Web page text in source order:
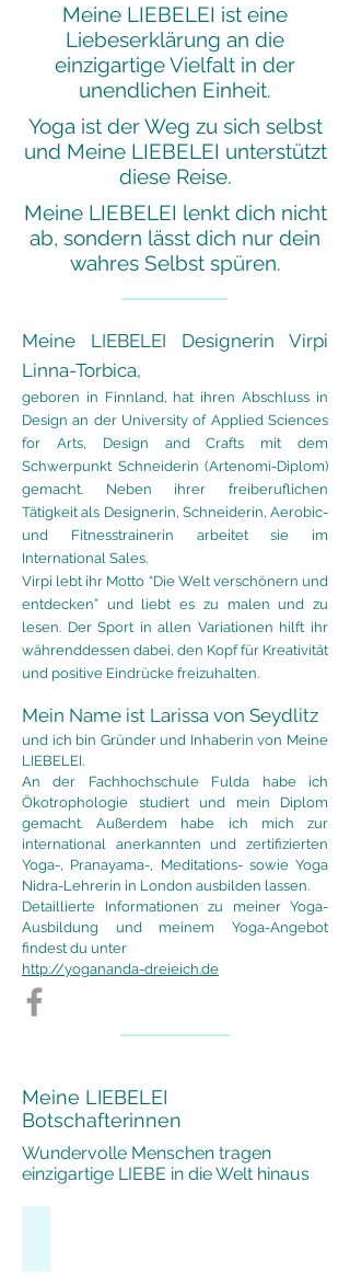
Meine LIEBELEI Designerin Virpi
Linna-Torbica,
geboren in Finnland, hat ihren Abschluss in
Design an der University of Applied Sciences
for Arts, Design and Crafts mit dem
Schwerpunkt Schneiderin (Artenomi-Diplom)
gemacht. Neben ihrer freiberuflichen
Tätigkeit als Designerin, Schneiderin, Aerobic-
und Fitnesstrainerin arbeitet sie im
International Sales.
Virpi lebt ihr Motto “Die Welt verschönern und
entdecken” und liebt es zu malen und zu
lesen. Der Sport in allen Variationen hilft ihr
währenddessen dabei, den Kopf für Kreativität
und positive Eindrücke freizuhalten.
Mein Name ist Larissa von Seydlitz
und ich bin Gründer und Inhaberin von Meine
LIEBELEI.
An der Fachhochschule Fulda habe ich
Ökotrophologie studiert und mein Diplom
gemacht. Außerdem habe ich mich zur
international anerkannten und zertifizierten
Yoga-, Pranayama-, Meditations- sowie Yoga
Nidra-Lehrerin in London ausbilden lassen.
Detaillierte Informationen zu meiner Yoga-
Ausbildung und meinem Yoga-Angebot
findest du unter
http://yogananda-dreieich.de
Meine LIEBELEI
Botschafterinnen
Wundervolle Menschen tragen
einzigartige LIEBE in die Welt hinaus
Meine LIEBELEI ist eine
Liebeserklärung an die
einzigartige Vielfalt in der
unendlichen Einheit.
Yoga ist der Weg zu sich selbst
und Meine LIEBELEI unterstützt
diese Reise.
Meine LIEBELEI lenkt dich nicht
ab, sondern lässt dich nur dein
wahres Selbst spüren.